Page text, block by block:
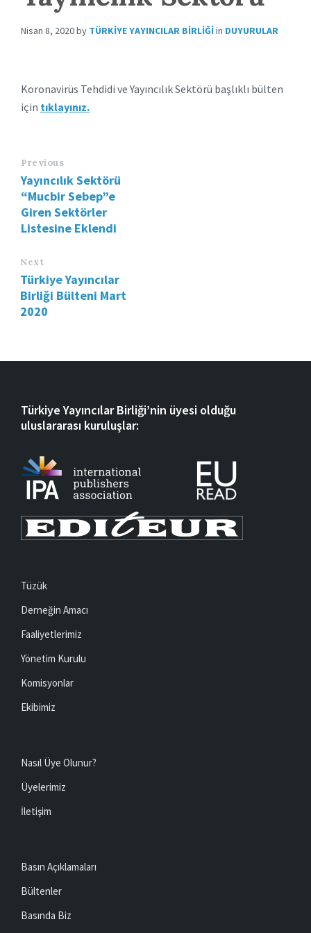
Nisan 8, 2020by TÜRKIYE YAYINCILAR BIRLIĞIin DUYURULAR
Koronavirüs Tehdidi ve Yayıncılık Sektörü başlıklı bülten
için tıklayınız.
Previous
Yayıncılık Sektörü
“Mucbir Sebep”e
Giren Sektörler
Listesine Eklendi
Next
Türkiye Yayıncılar
Birliği Bülteni Mart
2020
Türkiye Yayıncılar Birliği’nin üyesi olduğu
uluslararası kuruluşlar:
Tüzük
Derneğin Amacı
Faaliyetlerimiz
Yönetim Kurulu
Komisyonlar
Ekibimiz
Nasıl Üye Olunur?
Üyelerimiz
İletişim
Basın Açıklamaları
Bültenler
Basında Biz